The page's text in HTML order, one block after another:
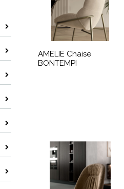
AMELIE Chaise
BONTEMPI